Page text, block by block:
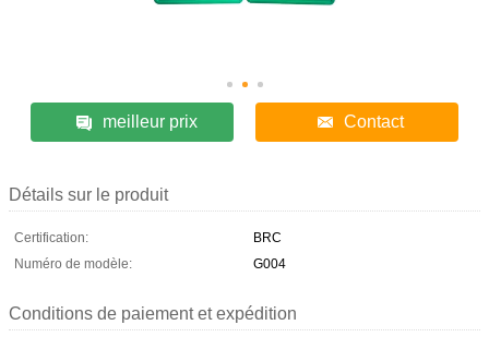
meilleur prix Contact
Détails sur le produit
Certification:
BRC
Numéro de modèle:
G004
Conditions de paiement et expédition